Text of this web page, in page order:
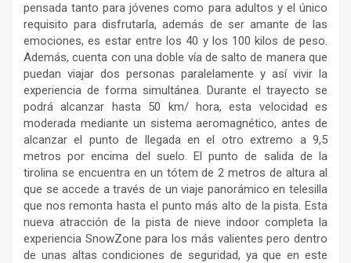
pensada tanto para jóvenes como para adultos y el único
requisito para disfrutarla, además de ser amante de las
emociones, es estar entre los 40 y los 100 kilos de peso.
Además, cuenta con una doble vía de salto de manera que
puedan viajar dos personas paralelamente y así vivir la
experiencia de forma simultánea. Durante el trayecto se
podrá alcanzar hasta 50 km/ hora, esta velocidad es
moderada mediante un sistema aeromagnético, antes de
alcanzar el punto de llegada en el otro extremo a 9,5
metros por encima del suelo. El punto de salida de la
tirolina se encuentra en un tótem de 2 metros de altura al
que se accede a través de un viaje panorámico en telesilla
que nos remonta hasta el punto más alto de la pista. Esta
nueva atracción de la pista de nieve indoor completa la
experiencia SnowZone para los más valientes pero dentro
de unas altas condiciones de seguridad, ya que en este